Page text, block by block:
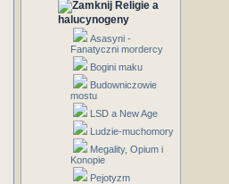
Religie a
halucynogeny
Asasyni -
Fanatyczni mordercy
Bogini maku
Budowniczowie
mostu
LSD a New Age
Ludzie-muchomory
Megality, Opium i
Konopie
Pejotyzm